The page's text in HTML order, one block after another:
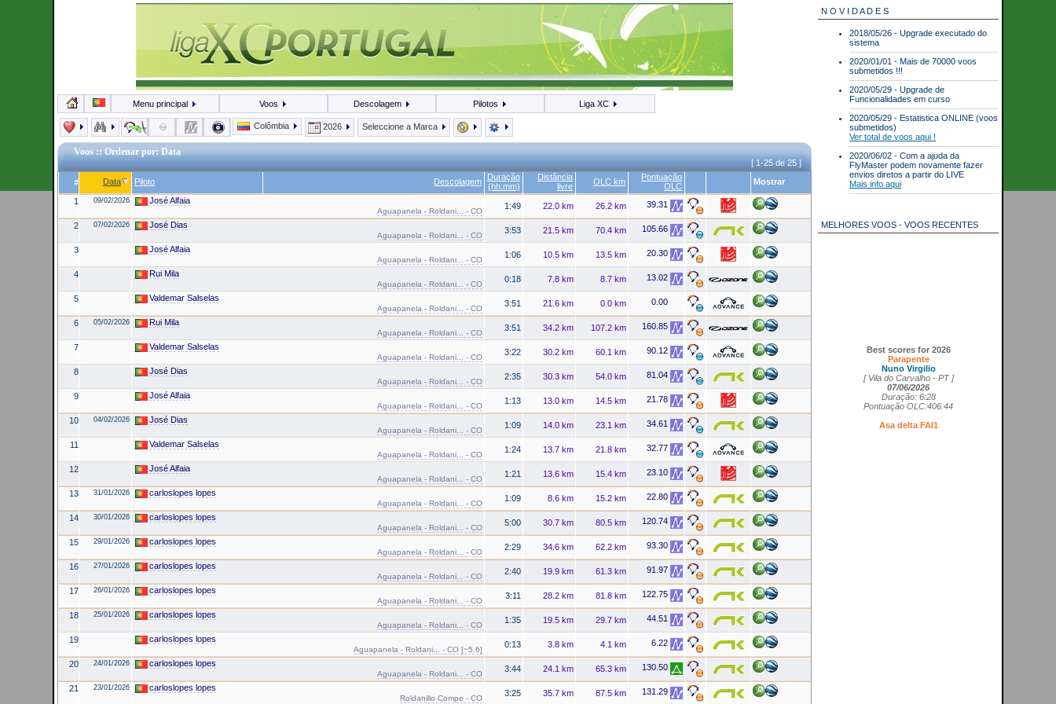
Menu principal Voos Descolagem Pilotos Liga XC
Colômbia 2026 Seleccione a Marca
Voos :: Ordenar por: Data
[ 1-25 de 25 ]
# Data Piloto Descolagem
Duração
(hh:mm)
Distância
livre
OLC km
Pontuação
OLC
Mostrar
1 09/02/2026 José Alfaia
Aguapanela - Roldani... - CO
1:49 22.0 km 26.2 km 39.31
2 07/02/2026 José Dias
Aguapanela - Roldani... - CO
3:53 21.5 km 70.4 km 105.66
3 José Alfaia
Aguapanela - Roldani... - CO
1:06 10.5 km 13.5 km 20.30
4 Rui Mila
Aguapanela - Roldani... - CO
0:18 7.8 km 8.7 km 13.02
5 Valdemar Salselas
Aguapanela - Roldani... - CO
3:51 21.6 km 0.0 km 0.00
6 05/02/2026 Rui Mila
Aguapanela - Roldani... - CO
3:51 34.2 km 107.2 km 160.85
7 Valdemar Salselas
Aguapanela - Roldani... - CO
3:22 30.2 km 60.1 km 90.12
8 José Dias
Aguapanela - Roldani... - CO
2:35 30.3 km 54.0 km 81.04
9 José Alfaia
Aguapanela - Roldani... - CO
1:13 13.0 km 14.5 km 21.78
10 04/02/2026 José Dias
Aguapanela - Roldani... - CO
1:09 14.0 km 23.1 km 34.61
11 Valdemar Salselas
Aguapanela - Roldani... - CO
1:24 13.7 km 21.8 km 32.77
12 José Alfaia
Aguapanela - Roldani... - CO
1:21 13.6 km 15.4 km 23.10
13 31/01/2026 carloslopes lopes
Aguapanela - Roldani... - CO
1:09 8.6 km 15.2 km 22.80
14 30/01/2026 carloslopes lopes
Aguapanela - Roldani... - CO
5:00 30.7 km 80.5 km 120.74
15 29/01/2026 carloslopes lopes
Aguapanela - Roldani... - CO
2:29 34.6 km 62.2 km 93.30
16 27/01/2026 carloslopes lopes
Aguapanela - Roldani... - CO
2:40 19.9 km 61.3 km 91.97
17 26/01/2026 carloslopes lopes
Aguapanela - Roldani... - CO
3:11 28.2 km 81.8 km 122.75
18 25/01/2026 carloslopes lopes
Aguapanela - Roldani... - CO
1:35 19.5 km 29.7 km 44.51
19 carloslopes lopes
Aguapanela - Roldani... - CO [~5.6]
0:13 3.8 km 4.1 km 6.22
20 24/01/2026 carloslopes lopes
Aguapanela - Roldani... - CO
3:44 24.1 km 65.3 km 130.50
21 23/01/2026 carloslopes lopes
Roldanillo Compe - CO
3:25 35.7 km 87.5 km 131.29
N O V I D A D E S
2018/05/26 - Upgrade executado do
sistema
2020/01/01 - Mais de 70000 voos
submetidos !!!
2020/05/29 - Upgrade de
Funcionalidades em curso
2020/05/29 - Estatistica ONLINE (voos
submetidos)
Ver total de voos aqui !
2020/06/02 - Com a ajuda da
FlyMaster podem novamente fazer
envios diretos a partir do LIVE
Mais info aqui
MELHORES VOOS - VOOS RECENTES
Parapente
Nuno Virgilio
[ Vila do Carvalho - PT ]
07/06/2026
Duração: 6:28
Pontuação OLC:406.44
Cedrick Vils